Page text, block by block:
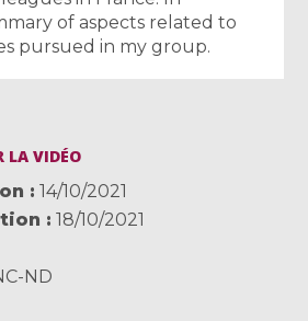
of aspects related to
pursued in my group.
LA VIDÉO
14/10/2021
18/10/2021
ND